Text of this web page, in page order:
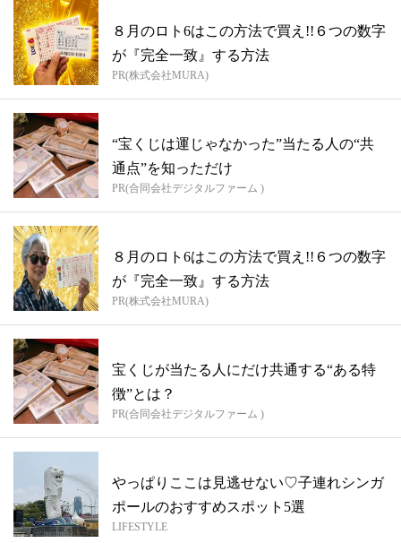
８月のロト6はこの方法で買え!!６つの数字
が『完全一致』する方法
PR(株式会社MURA)
“宝くじは運じゃなかった”当たる人の“共
通点”を知っただけ
PR(合同会社デジタルファーム )
８月のロト6はこの方法で買え!!６つの数字
が『完全一致』する方法
PR(株式会社MURA)
宝くじが当たる人にだけ共通する“ある特
徴”とは？
PR(合同会社デジタルファーム )
やっぱりここは見逃せない♡子連れシンガ
ポールのおすすめスポット5選
LIFESTYLE